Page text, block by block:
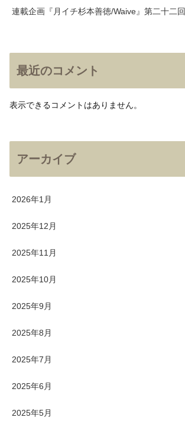
連載企画『月イチ杉本善徳/Waive』第二十二回
最近のコメント
表示できるコメントはありません。
アーカイブ
2026年1月
2025年12月
2025年11月
2025年10月
2025年9月
2025年8月
2025年7月
2025年6月
2025年5月